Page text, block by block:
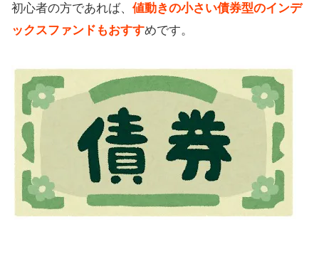
初心者の方であれば、 値動きの小さい債券型のインデ
ックスファンドもおすすめです。